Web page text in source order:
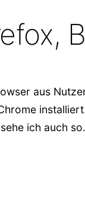
aus
ich auch so.